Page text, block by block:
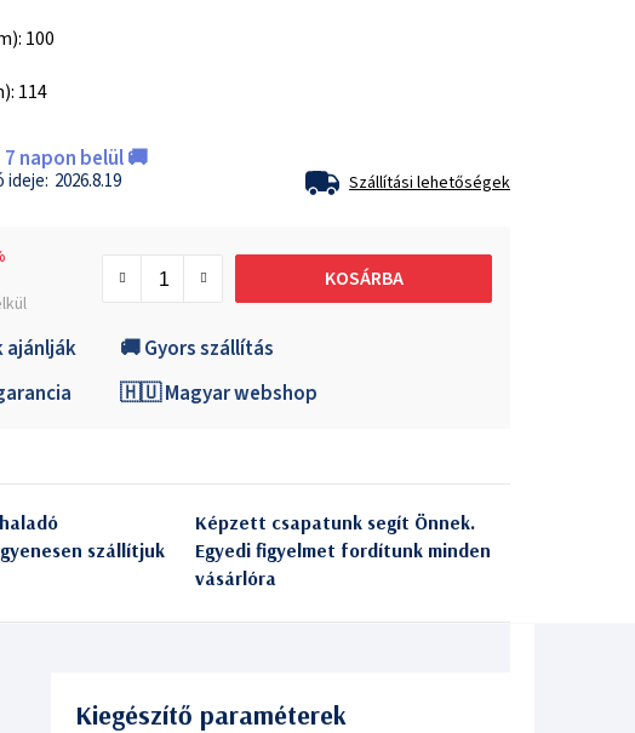
100
114
napon belül 🚚
2026.8.19 Szállítási lehetőségek
KOSÁRBA
ajánlják
🚚 Gyors szállítás
🇭🇺 Magyar webshop
szállítjuk
Képzett csapatunk segít Önnek.
Egyedi figyelmet fordítunk minden
vásárlóra
Kiegészítő paraméterek